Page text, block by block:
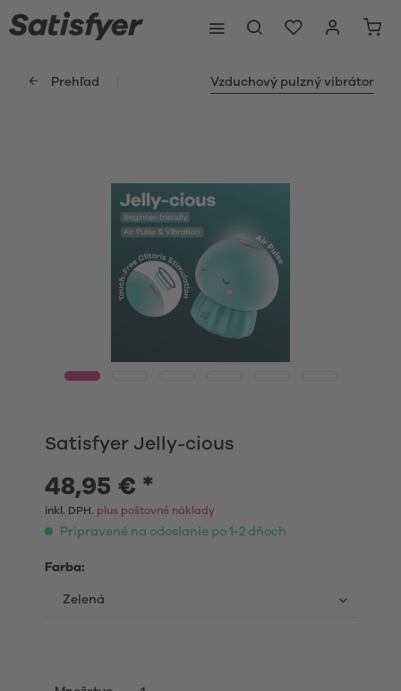
Prehľad Vzduchový pulzný vibrátor
Satisfyer Jelly-cious
48,95 € *
inkl. DPH. plus poštovné náklady
Pripravené na odoslanie po 1-2 dňoch
Farba: